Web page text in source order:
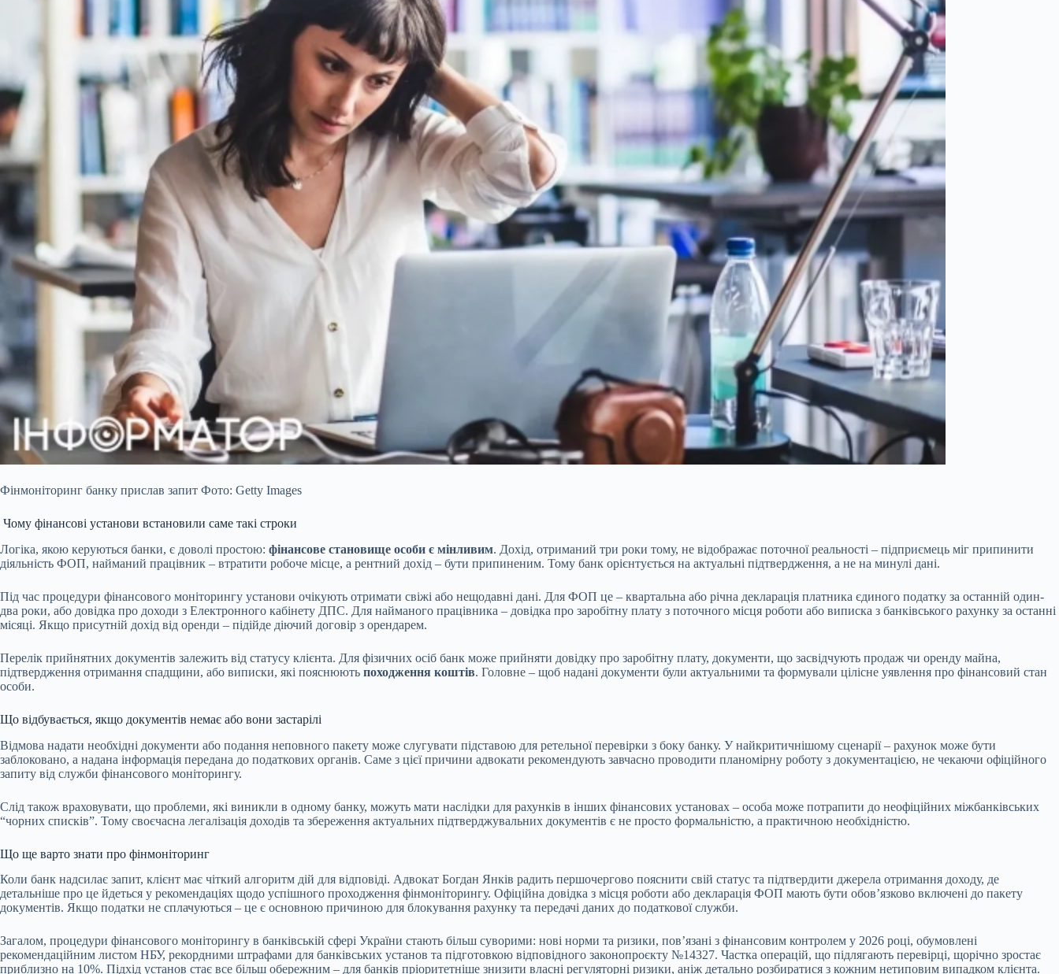
Фінмоніторинг банку прислав запит Фото: Getty Images
Чому фінансові установи встановили саме такі строки
Логіка, якою керуються банки, є доволі простою: фінансове становище особи є мінливим. Дохід, отриманий три роки тому, не відображає поточної реальності – підприємець міг припинити
діяльність ФОП, найманий працівник – втратити робоче місце, а рентний дохід – бути припиненим. Тому банк орієнтується на актуальні підтвердження, а не на минулі дані.
Під час процедури фінансового моніторингу установи очікують отримати свіжі або нещодавні дані. Для ФОП це – квартальна або річна декларація платника єдиного податку за останній один-
два роки, або довідка про доходи з Електронного кабінету ДПС. Для найманого працівника – довідка про заробітну плату з поточного місця роботи або виписка з банківського рахунку за останні
місяці. Якщо присутній дохід від оренди – підійде діючий договір з орендарем.
Перелік прийнятних документів залежить від статусу клієнта. Для фізичних осіб банк може прийняти довідку про заробітну плату, документи, що засвідчують продаж чи оренду майна,
підтвердження отримання спадщини, або виписки, які пояснюють походження коштів. Головне – щоб надані документи були актуальними та формували цілісне уявлення про фінансовий стан
особи.
Що відбувається, якщо документів немає або вони застарілі
Відмова надати необхідні документи або подання неповного пакету може слугувати підставою для ретельної перевірки з боку банку. У найкритичнішому сценарії – рахунок може бути
заблоковано, а надана інформація передана до податкових органів. Саме з цієї причини адвокати рекомендують завчасно проводити планомірну роботу з документацією, не чекаючи офіційного
запиту від служби фінансового моніторингу.
Слід також враховувати, що проблеми, які виникли в одному банку, можуть мати наслідки для рахунків в інших фінансових установах – особа може потрапити до неофіційних міжбанківських
“чорних списків”. Тому своєчасна легалізація доходів та збереження актуальних підтверджувальних документів є не просто формальністю, а практичною необхідністю.
Що ще варто знати про фінмоніторинг
Коли банк надсилає запит, клієнт має чіткий алгоритм дій для відповіді. Адвокат Богдан Янків радить першочергово пояснити свій статус та підтвердити джерела отримання доходу, де
детальніше про це йдеться у рекомендаціях щодо успішного проходження фінмоніторингу. Офіційна довідка з місця роботи або декларація ФОП мають бути обов’язково включені до пакету
документів. Якщо податки не сплачуються – це є основною причиною для блокування рахунку та передачі даних до податкової служби.
Загалом, процедури фінансового моніторингу в банківській сфері України стають більш суворими: нові норми та ризики, пов’язані з фінансовим контролем у 2026 році, обумовлені
рекомендаційним листом НБУ, рекордними штрафами для банківських установ та підготовкою відповідного законопроєкту №14327. Частка операцій, що підлягають перевірці, щорічно зростає
приблизно на 10%. Підхід установ стає все більш обережним – для банків пріоритетніше знизити власні регуляторні ризики, аніж детально розбиратися з кожним нетиповим випадком клієнта.